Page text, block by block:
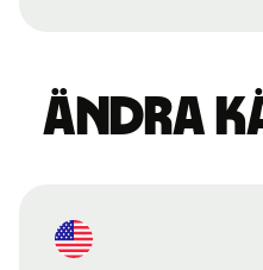
Ändra